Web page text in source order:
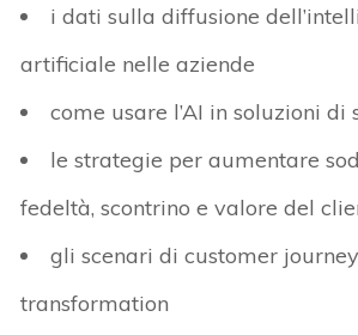
i dati sulla diffusione
artificiale nelle aziende
come usare l’AI in soluzioni
le strategie per aumentare
fedeltà, scontrino e valore del
gli scenari di customer
transformation